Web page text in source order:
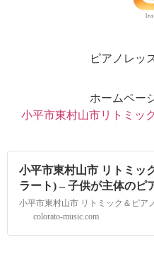
ピアノレッ
ホームペー
小平市東村山市リトミッ
小平市東村山市 リトミッ
ラート) – 子供が主体のピ
colorato-music.com